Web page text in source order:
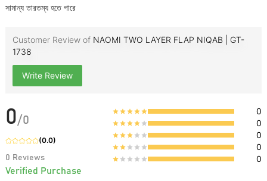
সামান্য তারতম্য হতে পারে
Customer Review of NAOMI TWO LAYER FLAP NIQAB | GT-
1738
Write Review
0/0
(0.0)
0 Reviews
Verified Purchase
0
0
0
0
0